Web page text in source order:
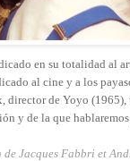
en su totalidad al
al cine y a los
director de Yoyo (1965),
y de la que
de Jacques Fabbri et